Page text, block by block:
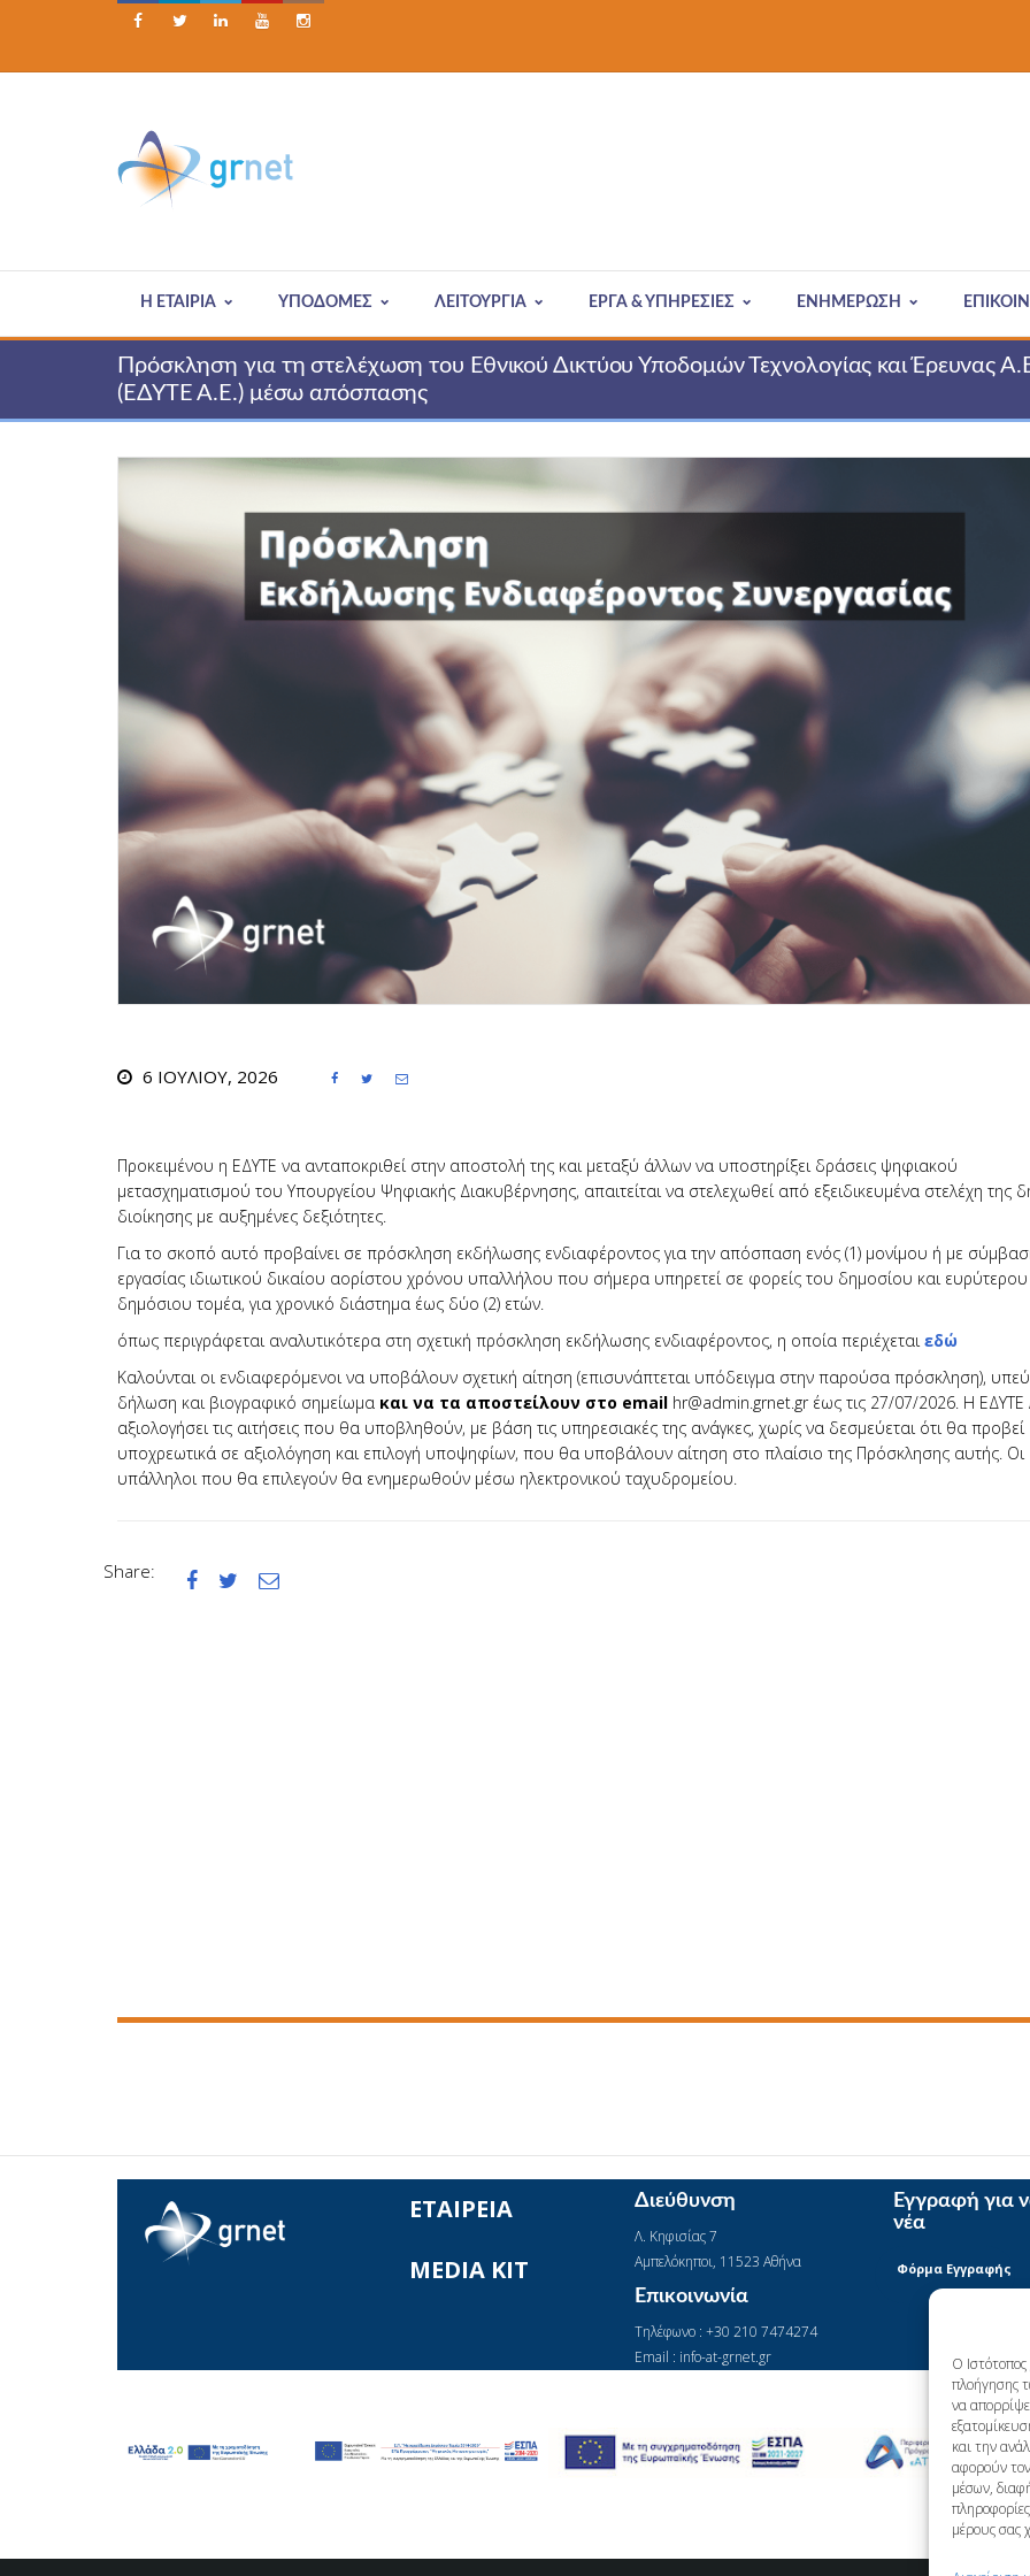
Ο
πλοήγησης
να
και την
αφορούν
μέσων,
μέρους σας
    
Η ΕΤΑΙΡΊΑ ΥΠΟΔΟΜΕΣ ΛΕΙΤΟΥΡΓΙΑ ΈΡΓΑ & ΥΠΗΡΕΣΊΕΣ ΕΝΗΜΕΡΩΣΗ
Πρόσκληση για τη στελέχωση του Εθνικού Δικτύου Υποδομών Τεχνολογίας και Έρευνας
(ΕΔΥΤΕ Α.Ε.) μέσω απόσπασης
6 ΙΟΥΛΊΟΥ, 2026   
Προκειμένου η ΕΔΥΤΕ να ανταποκριθεί στην αποστολή της και μεταξύ άλλων να υποστηρίξει δράσεις ψηφιακού
μετασχηματισμού του Υπουργείου Ψηφιακής Διακυβέρνησης, απαιτείται να στελεχωθεί από εξειδικευμένα στελέχη της
διοίκησης με αυξημένες δεξιότητες.
Για το σκοπό αυτό προβαίνει σε πρόσκληση εκδήλωσης ενδιαφέροντος για την απόσπαση ενός (1) μονίμου ή με
εργασίας ιδιωτικού δικαίου αορίστου χρόνου υπαλλήλου που σήμερα υπηρετεί σε φορείς του δημοσίου και ευρύτερου
δημόσιου τομέα, για χρονικό διάστημα έως δύο (2) ετών.
όπως περιγράφεται αναλυτικότερα στη σχετική πρόσκληση εκδήλωσης ενδιαφέροντος, η οποία περιέχεται εδώ
Καλούνται οι ενδιαφερόμενοι να υποβάλουν σχετική αίτηση (επισυνάπτεται υπόδειγμα στην παρούσα πρόσκληση),
δήλωση και βιογραφικό σημείωμα και να τα αποστείλουν στο email hr@admin.grnet.gr έως τις 27/07/2026. Η ΕΔΥΤΕ
αξιολογήσει τις αιτήσεις που θα υποβληθούν, με βάση τις υπηρεσιακές της ανάγκες, χωρίς να δεσμεύεται ότι θα προβεί
υποχρεωτικά σε αξιολόγηση και επιλογή υποψηφίων, που θα υποβάλουν αίτηση στο πλαίσιο της Πρόσκλησης αυτής. Οι
υπάλληλοι που θα επιλεγούν θα ενημερωθούν μέσω ηλεκτρονικού ταχυδρομείου.
Share:   
ΕΤΑΙΡΕΙΑ
MEDIA KIT
Διεύθυνση
Λ. Κηφισίας 7
Αμπελόκηποι, 11523 Αθήνα
Επικοινωνία
Τηλέφωνο : +30 210 7474274
Email : info-at-grnet.gr
Εγγραφή για
νέα
Φόρμα Εγγραφής